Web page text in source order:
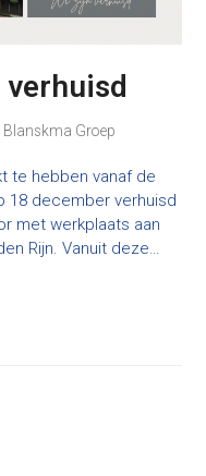
verhuisd
Blanskma Groep
te hebben vanaf de
18 december verhuisd
met werkplaats aan
Rijn. Vanuit deze…